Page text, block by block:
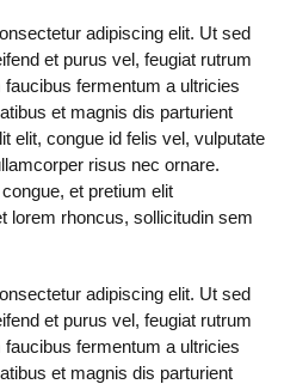
adipiscing elit. Ut sed
et purus vel, feugiat rutrum
fermentum a ultricies
et magnis dis parturient
elit, congue id felis vel, vulputate
risus nec ornare.
et pretium elit
lorem rhoncus, sollicitudin sem
adipiscing elit. Ut sed
et purus vel, feugiat rutrum
fermentum a ultricies
et magnis dis parturient